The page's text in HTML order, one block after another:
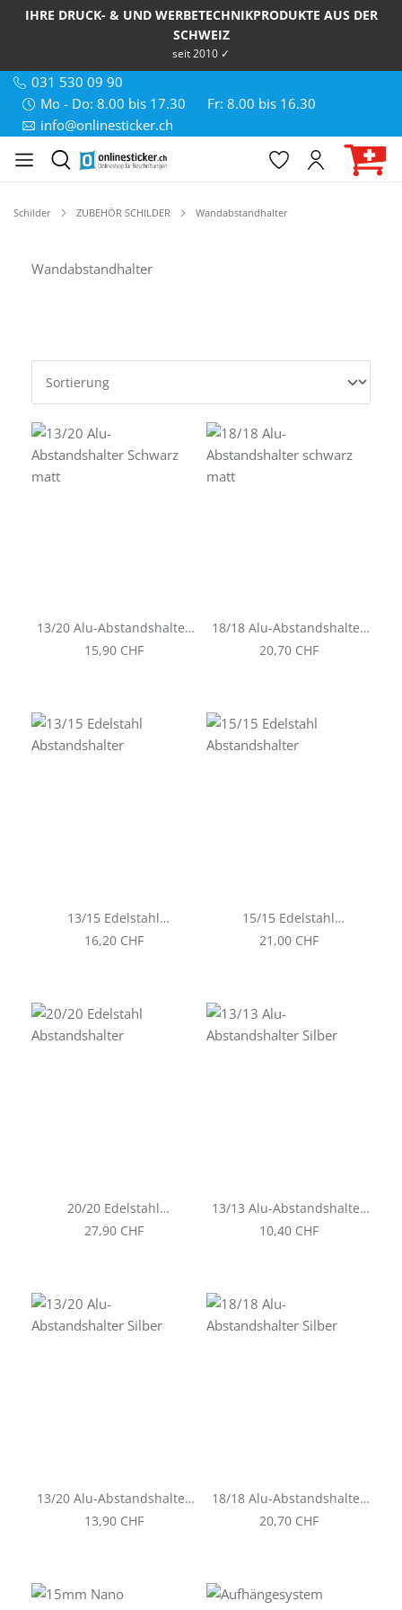
IHRE DRUCK- & UND WERBETECHNIKPRODUKTE AUS DER
SCHWEIZ
seit 2010 ✓
031 530 09 90
Mo - Do: 8.00 bis 17.30
Fr: 8.00 bis 16.30
info@onlinesticker.ch
Schilder ZUBEHÖR SCHILDER Wandabstandhalter
Wandabstandhalter
13/20 Alu-Abstandshalter
Schwarz matt
Regulärer Preis:
15,90 CHF
18/18 Alu-Abstandshalter
schwarz matt
Regulärer Preis:
20,70 CHF
13/15 Edelstahl
Abstandshalter
Regulärer Preis:
16,20 CHF
15/15 Edelstahl
Abstandshalter
Regulärer Preis:
21,00 CHF
20/20 Edelstahl
Abstandshalter
Regulärer Preis:
27,90 CHF
13/13 Alu-Abstandshalter
Silber
Regulärer Preis:
10,40 CHF
13/20 Alu-Abstandshalter
Silber
Regulärer Preis:
13,90 CHF
18/18 Alu-Abstandshalter
Silber
Regulärer Preis:
20,70 CHF